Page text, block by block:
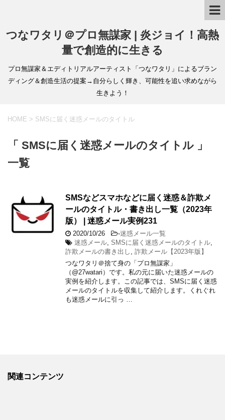
つなワタリ＠プロ無謀家 | 炎ジョイ！高熱
量で創造的に生きる
プロ無謀家＆エディトリアルアーティスト「つなワタリ」によるブラン
ディング＆創造生活の提案→自分らしく輝き、可能性を追い求めながら
生きよう！
HOME > SMSに届く迷惑メールのタイトル
「 SMSに届く迷惑メールのタイトル 」
一覧
SMSなどスマホなどに届く迷惑＆詐欺メ
ールのタイトル・書き出し一覧（2023年
版） | 迷惑メール実例231
2020/10/26 -迷惑メール一覧
迷惑メール SMSに届く迷惑メールのタイトル
詐欺メールの書き出し
詐欺メール【2023年版】
つなワタリ＠捨て身の「プロ無謀家」
（@27watari）です。私の元に届いた迷惑メールの
実例を紹介します。この記事では、SMSに届く迷惑
メールのタイトルを収集して紹介します。くれぐれ
も迷惑メールに引っ …
関連コンテンツ